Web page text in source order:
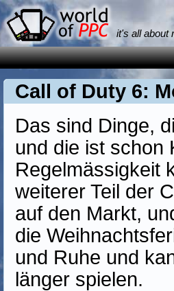
it's all about
Call of Duty 6:
Das sind Dinge,
und die ist schon
Regelmässigkeit
weiterer Teil der
auf den Markt,
die
und Ruhe und
länger spielen.